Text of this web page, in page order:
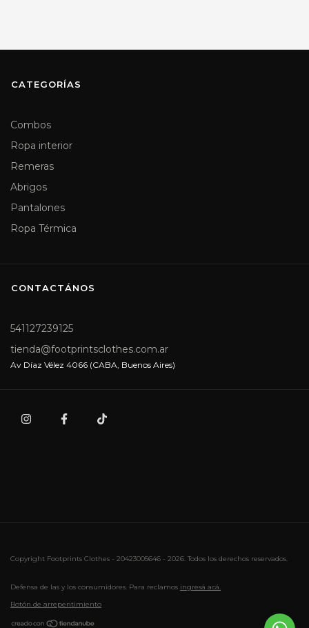
CATEGORÍAS
Combos
Ropa interior
Remeras
Abrigos
Pantalones
Ropa Térmica
CONTACTÁNOS
541127239125
tienda@footprintsclothes.com.ar
Av Díaz Vélez 4066 (CABA, Buenos Aires)
Copyright Footprints Clothes - 20423005646 - 2026. Todos los derechos reservados.
Defensa de las y los consumidores. Para reclamos ingresá acá.
Botón de arrepentimiento